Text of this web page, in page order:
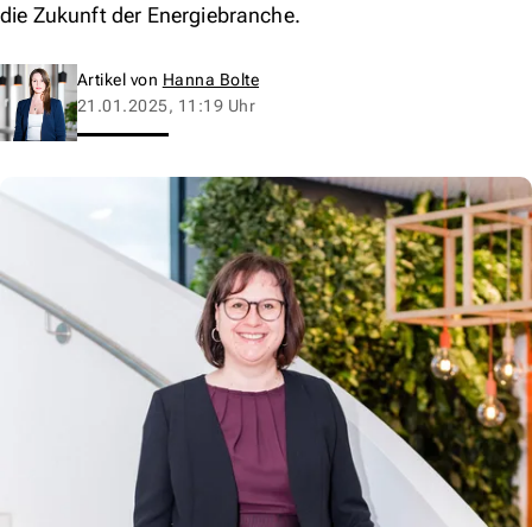
die Zukunft der Energiebranche.
Artikel von Hanna Bolte
21.01.2025, 11:19 Uhr